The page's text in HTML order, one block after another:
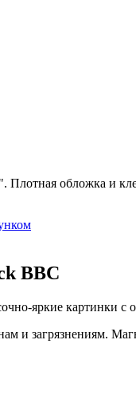
обложка и
BBC
яркие картинки с
и загрязнениям.